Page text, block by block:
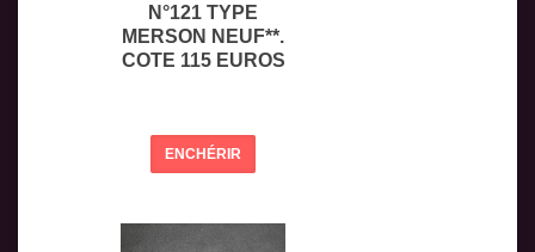
N°121 TYPE
MERSON NEUF**.
COTE 115 EUROS
ENCHÉRIR